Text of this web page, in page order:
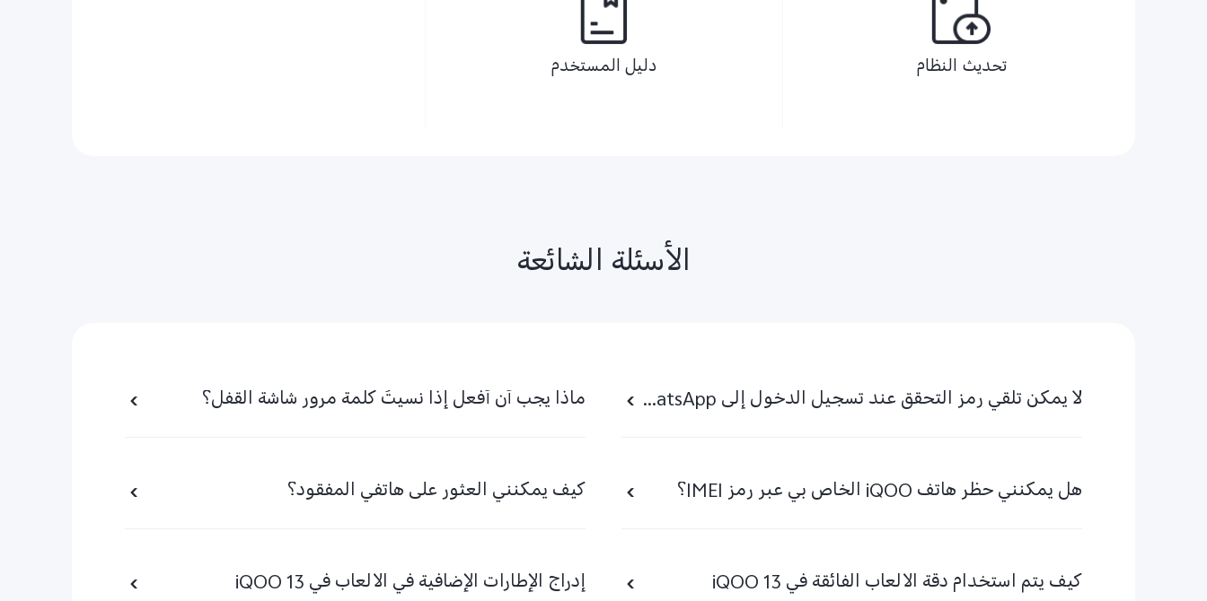
تحديث النظام دليل المستخدم
الأسئلة الشائعة
لا يمكن تلقي رمز التحقق عند تسجيل الدخول إلى WhatsApp ماذا يجب أن أفعل إذا نسيتُ كلمة مرور شاشة القفل؟
هل يمكنني حظر هاتف iQOO الخاص بي عبر رمز IMEI؟ كيف يمكنني العثور على هاتفي المفقود؟
كيف يتم استخدام دقة الألعاب الفائقة في iQOO 13 إدراج الإطارات الإضافية في الألعاب في iQOO 13